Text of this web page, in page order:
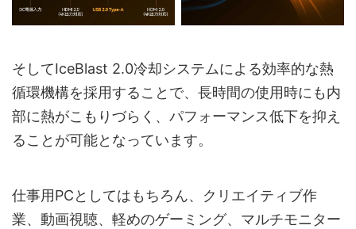
そしてIceBlast 2.0冷却システムによる効率的な熱
循環機構を採用することで、長時間の使用時にも内
部に熱がこもりづらく、パフォーマンス低下を抑え
ることが可能となっています。
仕事用PCとしてはもちろん、クリエイティブ作
業、動画視聴、軽めのゲーミング、マルチモニター